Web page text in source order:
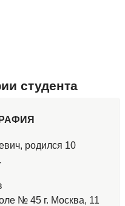
студента
родился 10
№ 45 г. Москва, 11